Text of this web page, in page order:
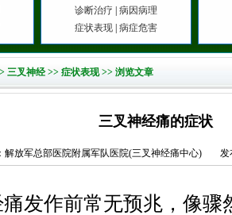
诊断治疗
病因病理
症状表现 病症危害
三叉神经>> 症状表现>> 浏览文章
三叉神经痛的症状
解放军总部医院附属军队医院(三叉神经痛中心) 发
作前常无预兆，像骤